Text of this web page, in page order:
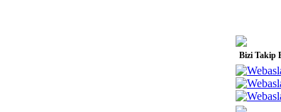
Bizi Takip